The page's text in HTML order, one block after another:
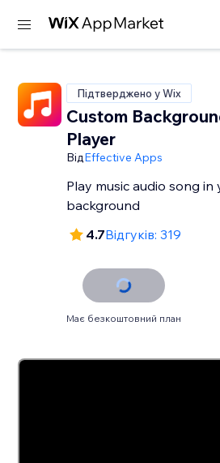
Підтверджено у Wix
Custom
Player
ВідEffective Apps
Play music audio song in
background
4.7Відгуків: 319
Має безкоштовний план